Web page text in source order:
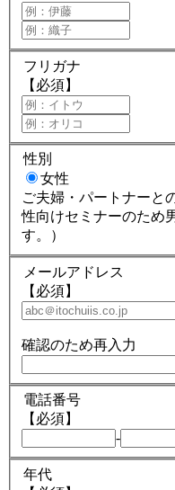
フリガナ
【必須】
性別
女性
ご夫婦・パートナーと
性向けセミナーのため
す。）
メールアドレス
【必須】
確認のため再入力
電話番号
【必須】
-
年代